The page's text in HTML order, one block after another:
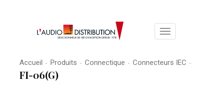
Toggle
navigation
Accueil - Produits - Connectique - Connecteurs IEC -
FI-06(G)